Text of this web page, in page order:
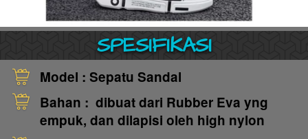
SPESIFIKASI
Model : Sepatu Sandal
Bahan : dibuat dari Rubber Eva yng
empuk, dan dilapisi oleh high nylon